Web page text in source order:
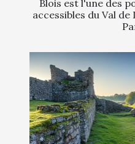
Blois est l'une des
accessibles du Val